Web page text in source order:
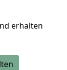
erhalten